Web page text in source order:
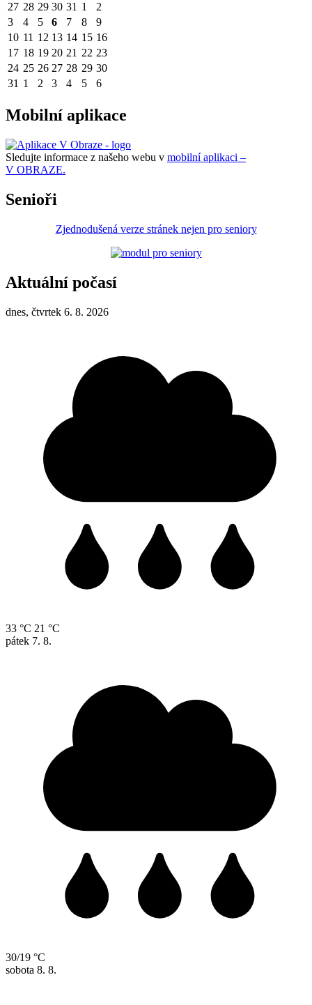
27 28 29 30 31 1
2
3
4 5 6 7 8
9
10 11 12 13 14 15 16
17 18 19 20 21 22 23
24 25 26 27 28 29 30
31 1 2 3 4 5 6
Mobilní aplikace
Sledujte informace z našeho webu v mobilní aplikaci –
V OBRAZE.
Senioři
Zjednodušená verze stránek nejen pro seniory
Aktuální počasí
dnes, čtvrtek 6. 8. 2026
33 °C 21 °C
pátek 7. 8.
30/19 °C
sobota 8. 8.